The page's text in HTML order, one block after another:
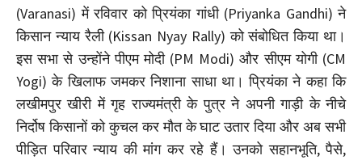
(Varanasi) में रविवार को प्रियंका गांधी (Priyanka Gandhi) ने
किसान न्याय रैली (Kissan Nyay Rally) को संबोधित किया था।
इस सभा से उन्होंने पीएम मोदी (PM Modi) और सीएम योगी (CM
Yogi) के खिलाफ जमकर निशाना साधा था। प्रियंका ने कहा कि
लखीमपुर खीरी में गृह राज्यमंत्री के पुत्र ने अपनी गाड़ी के नीचे
निर्दोष किसानों को कुचल कर मौत के घाट उतार दिया और अब सभी
पीड़ित परिवार न्याय की मांग कर रहे हैं। उनको सहानभूति, पैसे,